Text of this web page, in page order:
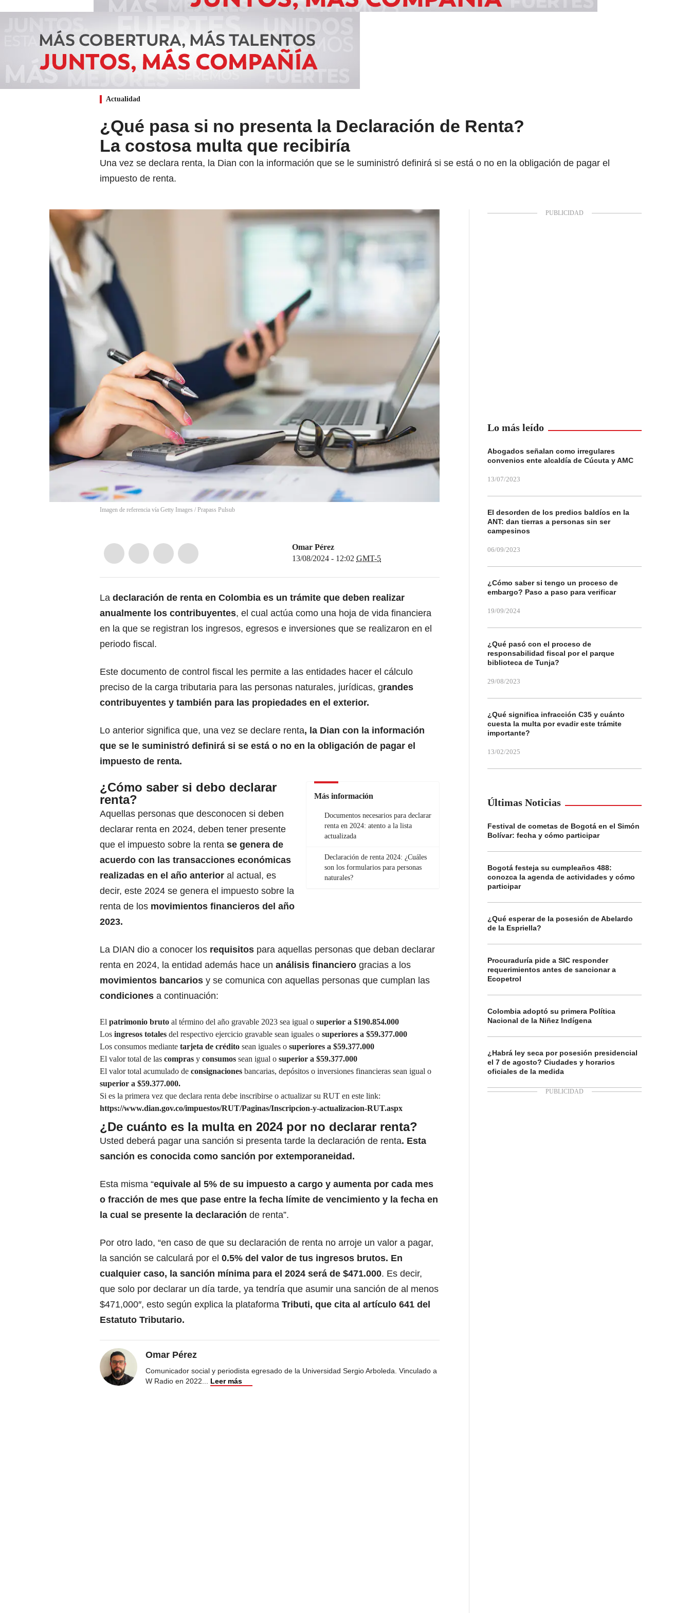
Actualidad
¿Qué pasa si no presenta la Declaración de Renta?
La costosa multa que recibiría
Una vez se declara renta, la Dian con la información que se le suministró definirá si se está o no en la obligación de pagar el
impuesto de renta.
Imagen de referencia vía Getty Images / Prapass Pulsub
Omar Pérez
13/08/2024 - 12:02 GMT-5
La declaración de renta en Colombia es un trámite que deben realizar
anualmente los contribuyentes, el cual actúa como una hoja de vida financiera
en la que se registran los ingresos, egresos e inversiones que se realizaron en el
periodo fiscal.
Este documento de control fiscal les permite a las entidades hacer el cálculo
preciso de la carga tributaria para las personas naturales, jurídicas, grandes
contribuyentes y también para las propiedades en el exterior.
Lo anterior significa que, una vez se declare renta, la Dian con la información
que se le suministró definirá si se está o no en la obligación de pagar el
impuesto de renta.
Más información
Documentos necesarios para declarar
renta en 2024: atento a la lista
actualizada
Declaración de renta 2024: ¿Cuáles
son los formularios para personas
naturales?
¿Cómo saber si debo declarar
renta?
Aquellas personas que desconocen si deben
declarar renta en 2024, deben tener presente
que el impuesto sobre la renta se genera de
acuerdo con las transacciones económicas
realizadas en el año anterior al actual, es
decir, este 2024 se genera el impuesto sobre la
renta de los movimientos financieros del año
2023.
La DIAN dio a conocer los requisitos para aquellas personas que deban declarar
renta en 2024, la entidad además hace un análisis financiero gracias a los
movimientos bancarios y se comunica con aquellas personas que cumplan las
condiciones a continuación:
El patrimonio bruto al término del año gravable 2023 sea igual o superior a $190.854.000
Los ingresos totales del respectivo ejercicio gravable sean iguales o superiores a $59.377.000
Los consumos mediante tarjeta de crédito sean iguales o superiores a $59.377.000
El valor total de las compras y consumos sean igual o superior a $59.377.000
El valor total acumulado de consignaciones bancarias, depósitos o inversiones financieras sean igual o
superior a $59.377.000.
Si es la primera vez que declara renta debe inscribirse o actualizar su RUT en este link:
https://www.dian.gov.co/impuestos/RUT/Paginas/Inscripcion-y-actualizacion-RUT.aspx
¿De cuánto es la multa en 2024 por no declarar renta?
Usted deberá pagar una sanción si presenta tarde la declaración de renta. Esta
sanción es conocida como sanción por extemporaneidad.
Esta misma “equivale al 5% de su impuesto a cargo y aumenta por cada mes
o fracción de mes que pase entre la fecha límite de vencimiento y la fecha en
la cual se presente la declaración de renta”.
Por otro lado, “en caso de que su declaración de renta no arroje un valor a pagar,
la sanción se calculará por el 0.5% del valor de tus ingresos brutos. En
cualquier caso, la sanción mínima para el 2024 será de $471.000. Es decir,
que solo por declarar un día tarde, ya tendría que asumir una sanción de al menos
$471,000″, esto según explica la plataforma Tributi, que cita al artículo 641 del
Estatuto Tributario.
Omar Pérez
Comunicador social y periodista egresado de la Universidad Sergio Arboleda. Vinculado a
W Radio en 2022... Leer más
Lo más leído
Abogados señalan como irregulares
convenios ente alcaldía de Cúcuta y AMC
13/07/2023
El desorden de los predios baldíos en la
ANT: dan tierras a personas sin ser
campesinos
06/09/2023
¿Cómo saber si tengo un proceso de
embargo? Paso a paso para verificar
19/09/2024
¿Qué pasó con el proceso de
responsabilidad fiscal por el parque
biblioteca de Tunja?
29/08/2023
¿Qué significa infracción C35 y cuánto
cuesta la multa por evadir este trámite
importante?
13/02/2025
Últimas Noticias
Festival de cometas de Bogotá en el Simón
Bolívar: fecha y cómo participar
Bogotá festeja su cumpleaños 488:
conozca la agenda de actividades y cómo
participar
¿Qué esperar de la posesión de Abelardo
de la Espriella?
Procuraduría pide a SIC responder
requerimientos antes de sancionar a
Ecopetrol
Colombia adoptó su primera Política
Nacional de la Niñez Indígena
¿Habrá ley seca por posesión presidencial
el 7 de agosto? Ciudades y horarios
oficiales de la medida